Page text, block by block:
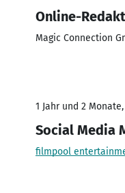
Online-
Magic Connection
1 Jahr und 2
Social Media
filmpool